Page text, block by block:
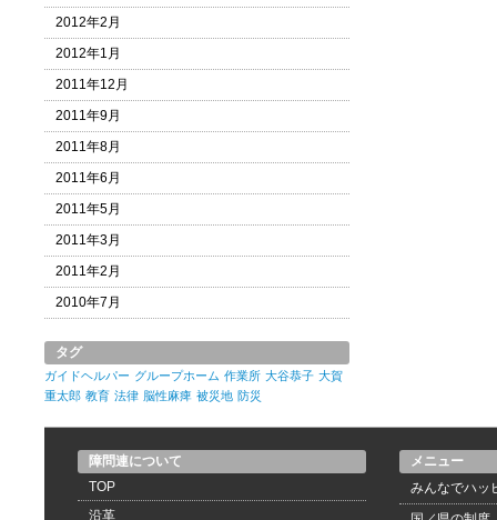
2012年2月
2012年1月
2011年12月
2011年9月
2011年8月
2011年6月
2011年5月
2011年3月
2011年2月
2010年7月
タグ
ガイドヘルパー グループホーム 作業所 大谷恭子 大賀
重太郎 教育 法律 脳性麻痺 被災地 防災
障問連について
TOP
沿革
メニュー
みんなでハッ